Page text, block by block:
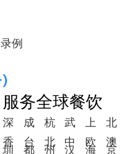
录例
服务全球餐饮
深
圳
成
都
杭
州
武
汉
上
海
北
京
香 台 北 中 欧 澳